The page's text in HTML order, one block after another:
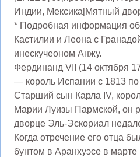
Индии, Мексика[Мятный
* Подробная информация об
Кастилии и Леона с
инескучеоном Анжу.
Фердинанд VII (14 октября
— король Испании с 1813 по
Старший сын Карла IV,
Марии Луизы Пармской, он
дворце Эль-Эскориал
Когда отречение его отца
бунтом в Аранхуэсе в